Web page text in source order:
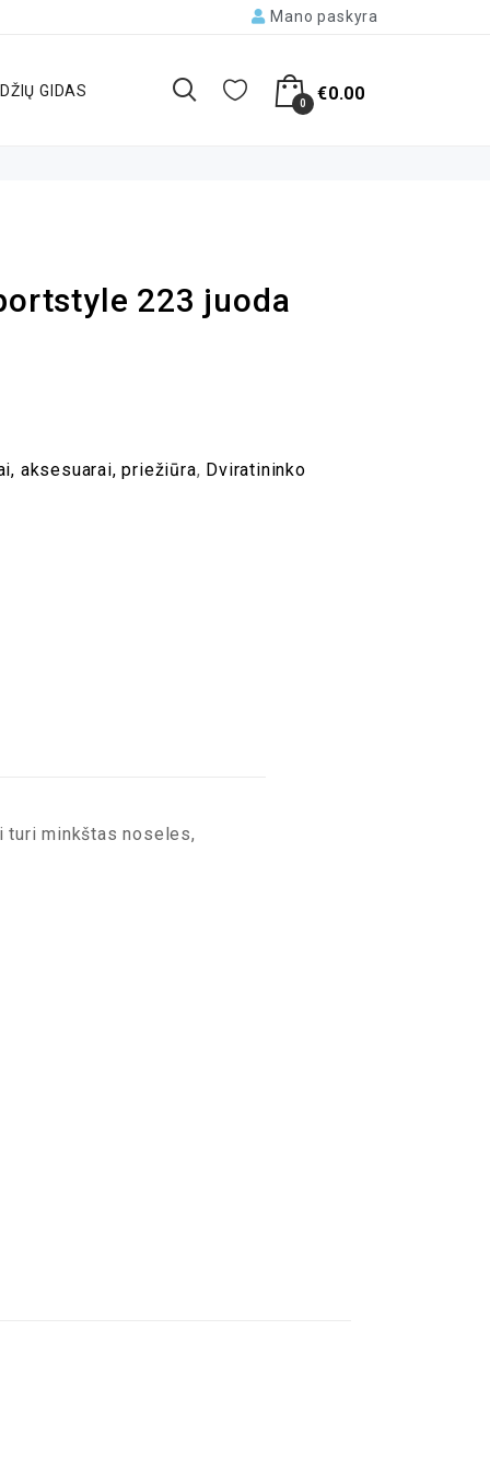
Mano paskyra
GIDAS
0 €0.00
223 juoda
aksesuarai, priežiūra, Dviratininko
turi minkštas noseles,